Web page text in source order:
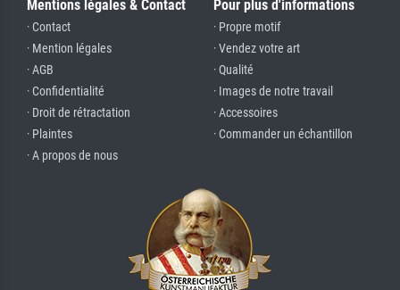
Mentions légales & Contact
· Contact
· Mention légales
· AGB
· Confidentialité
· Droit de rétractation
· Plaintes
· A propos de nous
Pour plus d'informations
· Propre motif
· Vendez votre art
· Qualité
· Images de notre travail
· Accessoires
· Commander un échantillon